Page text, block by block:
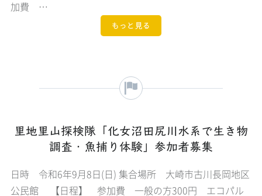
加費 …
もっと見る
里地里山探検隊「化女沼田尻川水系で生き物
調査・魚捕り体験」参加者募集
日時 令和6年9月8日(日) 集合場所 大崎市古川長岡地区
公民館 【日程】 参加費 一般の方300円 エコパル